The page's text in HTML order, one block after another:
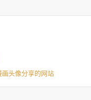
头像分享的网站